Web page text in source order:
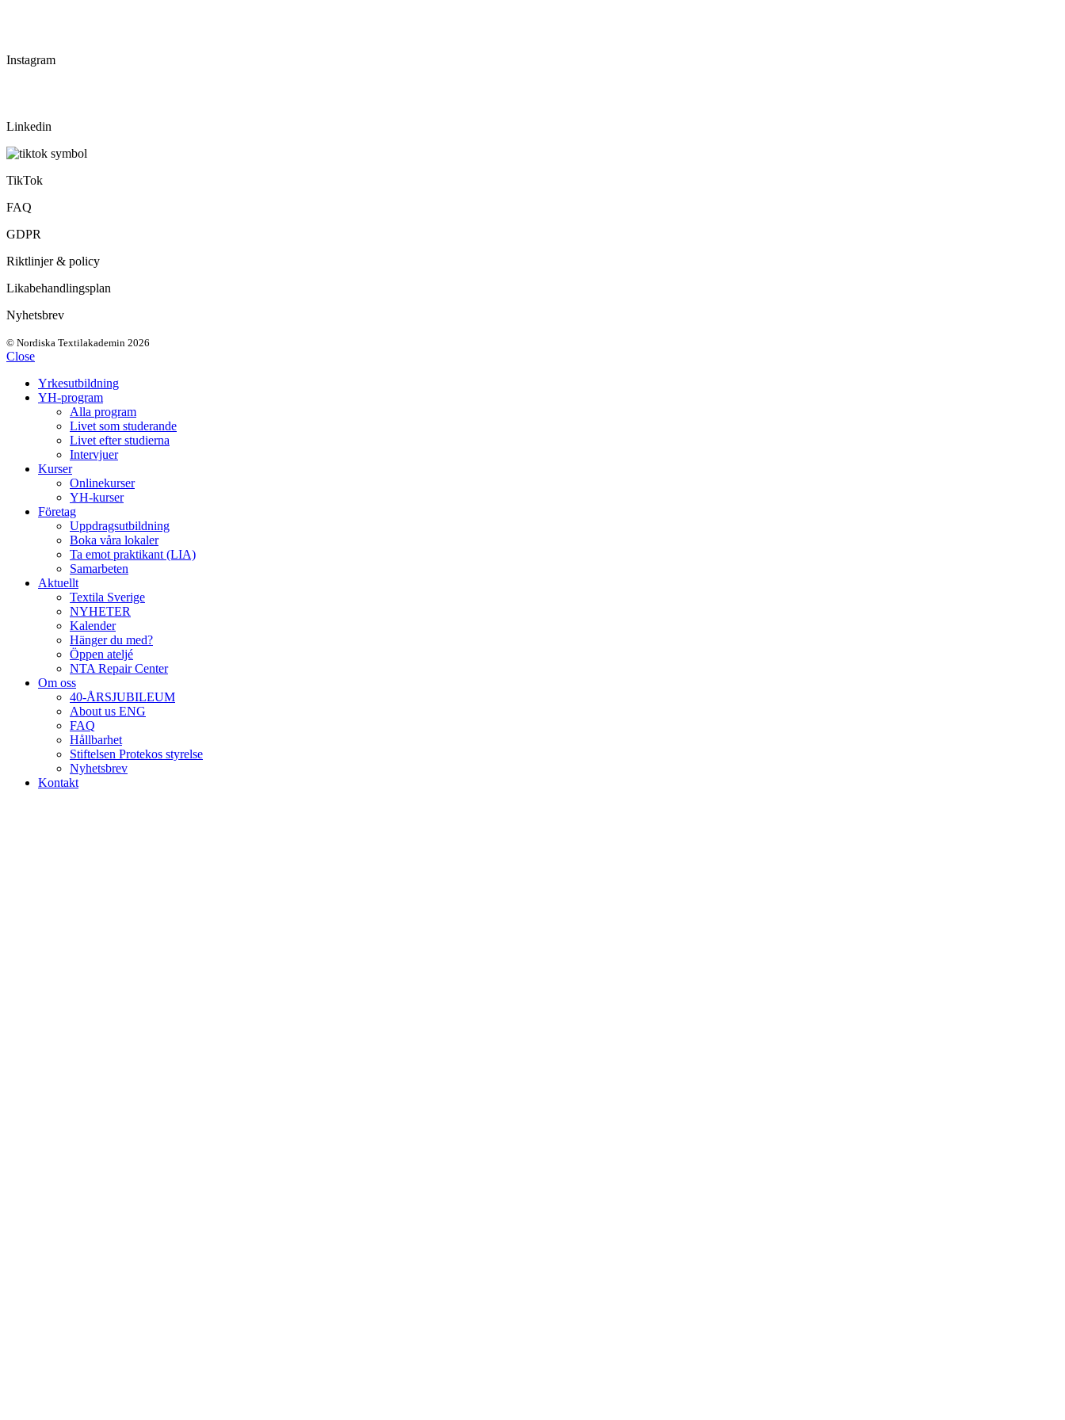
Instagram
Linkedin
TikTok
FAQ
GDPR
Riktlinjer & policy
Likabehandlingsplan
Nyhetsbrev
© Nordiska Textilakademin 2026
Close
Yrkesutbildning
YH-program
Alla program
Livet som studerande
Livet efter studierna
Intervjuer
Kurser
Onlinekurser
YH-kurser
Företag
Uppdragsutbildning
Boka våra lokaler
Ta emot praktikant (LIA)
Samarbeten
Aktuellt
Textila Sverige
NYHETER
Kalender
Hänger du med?
Öppen ateljé
NTA Repair Center
Om oss
40-ÅRSJUBILEUM
About us ENG
FAQ
Hållbarhet
Stiftelsen Protekos styrelse
Nyhetsbrev
Kontakt